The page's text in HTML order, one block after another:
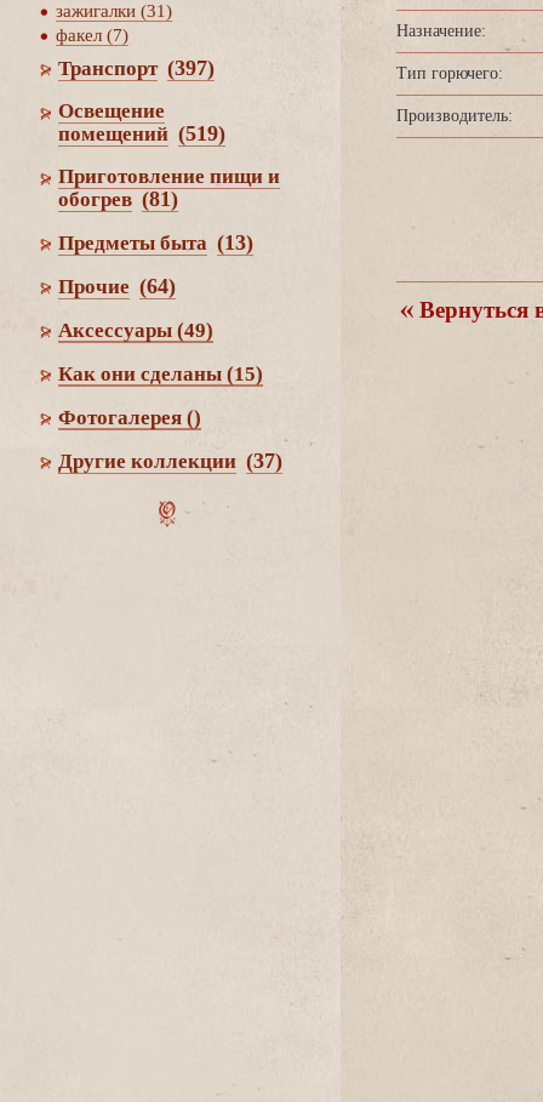
зажигалки (31)
факел (7)
Транспорт (397)
Освещение
помещений (519)
Приготовление пищи и
обогре (81)
Предметы быта (13)
Прочие (64)
Аксессуары (49)
Как они сделаны (15)
Фотогалерея ()
Другие коллекции (37)
Назначение:
Тип горючего:
Производитель:
ернуться